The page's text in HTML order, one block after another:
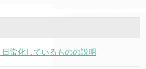
日常化しているものの説明